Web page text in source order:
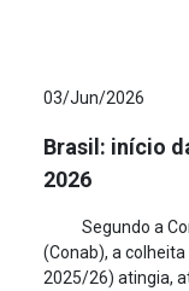
03/Jun/2026
Brasil: início
2026
Segundo a
(Conab), a
2025/26) atingia,